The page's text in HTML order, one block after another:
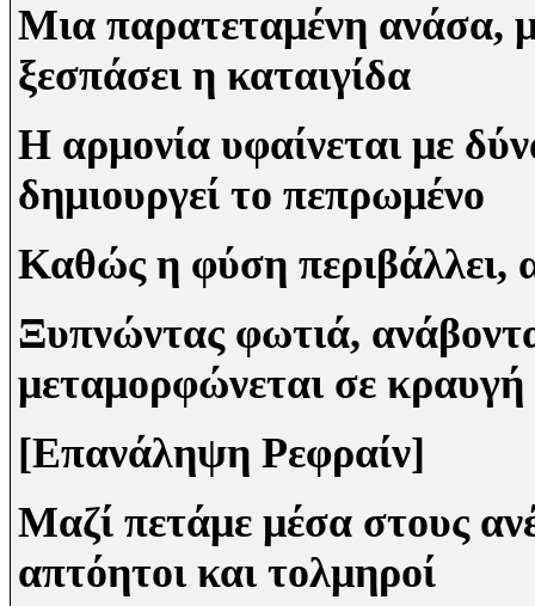
Μια παρατεταμένη ανάσα,
ξεσπάσει η καταιγίδα
Η αρμονία υφαίνεται με
δημιουργεί το πεπρωμένο
Καθώς η φύση περιβάλλει,
Ξυπνώντας φωτιά,
μεταμορφώνεται σε κραυγή
[Επανάληψη Ρεφραίν]
Μαζί πετάμε μέσα στους
απτόητοι και τολμηροί